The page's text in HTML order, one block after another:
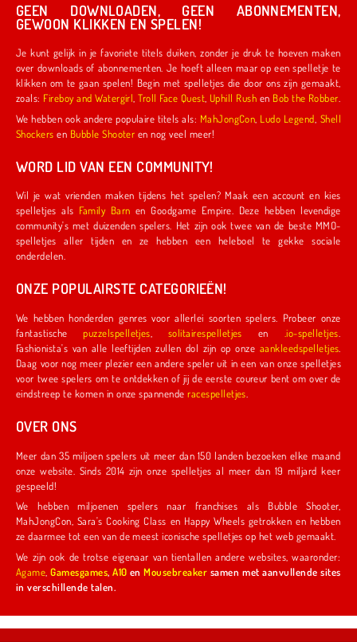
GEEN DOWNLOADEN, GEEN ABONNEMENTEN,
GEWOON KLIKKEN EN SPELEN!
Je kunt gelijk in je favoriete titels duiken, zonder je druk te hoeven maken
over downloads of abonnementen. Je hoeft alleen maar op een spelletje te
klikken om te gaan spelen! Begin met spelletjes die door ons zijn gemaakt,
zoals:
Fireboy and Watergirl ,Troll Face Quest Uphill Rush en Bob the Robber
We hebben ook andere populaire titels als: MahJongCon Ludo Legend Shell
Shockers en Bubble Shooter en nog veel meer!
WORD LID VAN EEN COMMUNITY!
Wil je wat vrienden maken tijdens het spelen? Maak een account en kies
spelletjes als
Family Barn en Goodgame Empire. Deze hebben levendige
community's met duizenden spelers. Het zijn ook twee van de beste MMO-
spelletjes aller tijden en ze hebben een heleboel te gekke sociale
onderdelen.
ONZE POPULAIRSTE CATEGORIEËN!
We hebben honderden genres voor allerlei soorten spelers. Probeer onze
fantastischepuzzelspelletjes solitairespelletjes en .io-spelletjes
Fashionista's van alle leeftijden zullen dol zijn op onze aankleedspelletjes
Daag voor nog meer plezier een andere speler uit in een van onze spelletjes
voor twee spelers om te ontdekken of jij de eerste coureur bent om over de
eindstreep te komen in onze spannenderacespelletjes
OVER ONS
Meer dan 35 miljoen spelers uit meer dan 150 landen bezoeken elke maand
onze website. Sinds 2014 zijn onze spelletjes al meer dan 19 miljard keer
gespeeld!
We hebben miljoenen spelers naar franchises als Bubble Shooter,
MahJongCon, Sara's Cooking Class en Happy Wheels getrokken en hebben
ze daarmee tot een van de meest iconische spelletjes op het web gemaakt.
We zijn ook de trotse eigenaar van tientallen andere websites, waaronder:
Agame ,Gamesgames,A10 enMousebreaker samen met aanvullende sites
in verschillende talen.